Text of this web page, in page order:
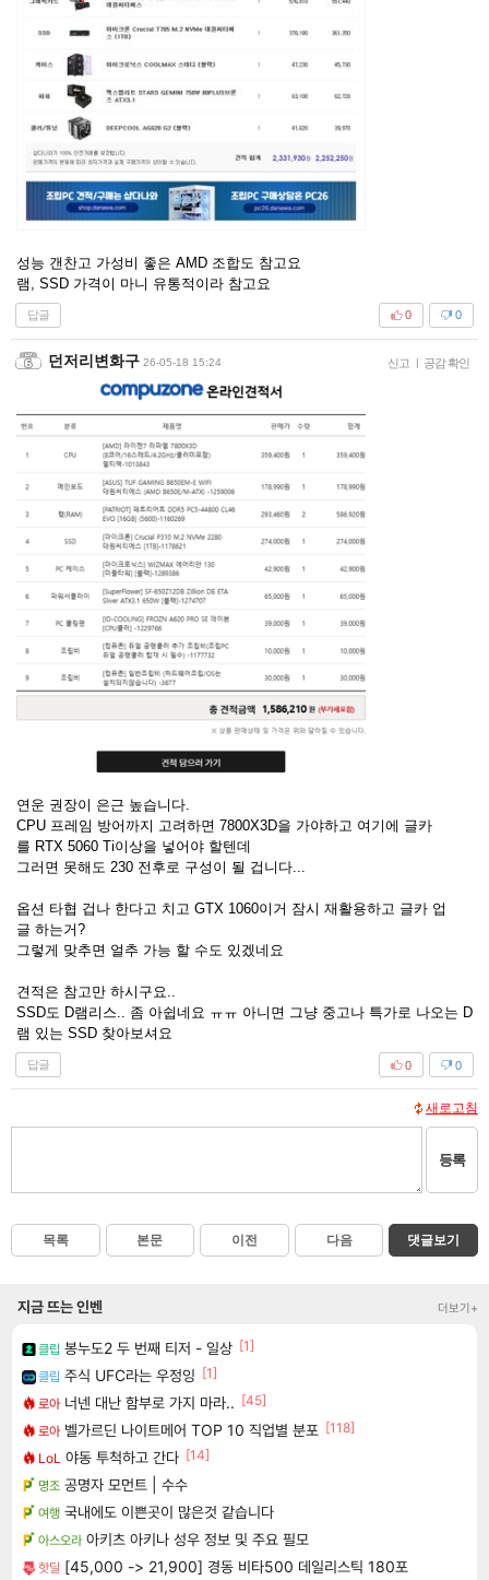
성능 갠찬고 가성비 좋은 AMD 조합도 참고요
램, SSD 가격이 마니 유통적이라 참고요
답글 0
0
던저리변화구 26-05-18 15:24 신고 | 공감 확인
연운 권장이 은근 높습니다.
CPU 프레임 방어까지 고려하면 7800X3D을 가야하고 여기에 글카
를 RTX 5060 Ti이상을 넣어야 할텐데
그러면 못해도 230 전후로 구성이 될 겁니다...
옵션 타협 겁나 한다고 치고 GTX 1060이거 잠시 재활용하고 글카 업
글 하는거?
그렇게 맞추면 얼추 가능 할 수도 있겠네요
견적은 참고만 하시구요..
SSD도 D램리스.. 좀 아쉽네요 ㅠㅠ 아니면 그냥 중고나 특가로 나오는 D
램 있는 SSD 찾아보셔요
답글 0
0
새로고침
등록
목록 본문 이전 다음 댓글보기
지금 뜨는 인벤 더보기+
클립 봉누도2 두 번째 티저 - 일상 [1]
클립 주식 UFC라는 우정잉 [1]
로아 너넨 대난 함부로 가지 마라.. [45]
로아 벨가르딘 나이트메어 TOP 10 직업별 분포 [118]
LoL 야동 투척하고 간다 [14]
명조 공명자 모먼트 | 수수
여행 국내에도 이쁜곳이 많은것 같습니다
아스오라 아키츠 아키나 성우 정보 및 주요 필모
핫딜 [45,000 -> 21,900] 경동 비타500 데일리스틱 180포